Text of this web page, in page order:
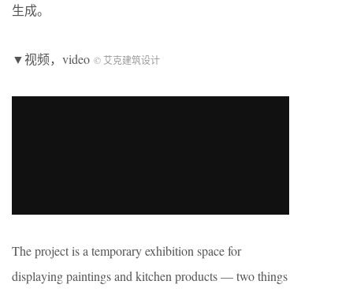
生成。
▼视频，video © 艾克建筑设计
The project is a temporary exhibition space for
displaying paintings and kitchen products — two things